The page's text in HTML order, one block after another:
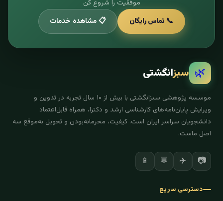
موفقیت را شروع کن
📞 تماس رایگان
📋 مشاهده خدمات
🌿 سبزانگشتی
موسسه پژوهشی سبزانگشتی با بیش از ۱۰ سال تجربه در تدوین و
ویرایش پایان‌نامه‌های کارشناسی ارشد و دکترا، همراه قابل‌اعتماد
دانشجویان سراسر ایران است. کیفیت، محرمانه‌بودن و تحویل به‌موقع سه
اصل ماست.
📷
✈️
💬
📱
دسترسی سریع